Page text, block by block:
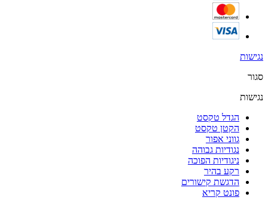
נגישות
סגור
נגישות
הגדל טקסט
הקטן טקסט
גווני אפור
נגודיות גבוהה
ניגודיות הפוכה
רקע בהיר
הדגשת קישורים
פונט קריא